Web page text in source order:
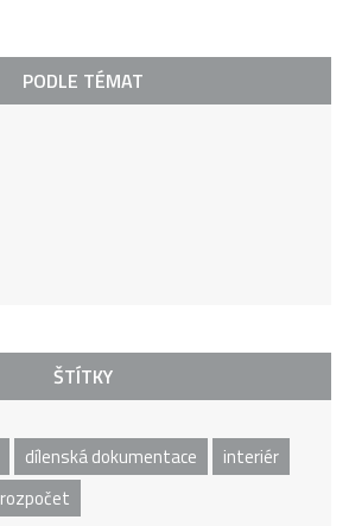
PODLE TÉMAT
ŠTÍTKY
dílenská dokumentace
interiér
rozpočet